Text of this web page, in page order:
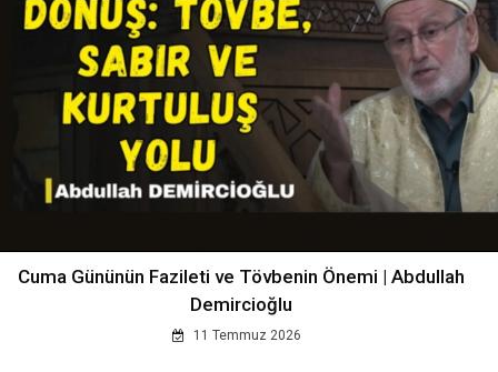
Cuma Gününün Fazileti ve Tövbenin Önemi | Abdullah
Demircioğlu
11 Temmuz 2026